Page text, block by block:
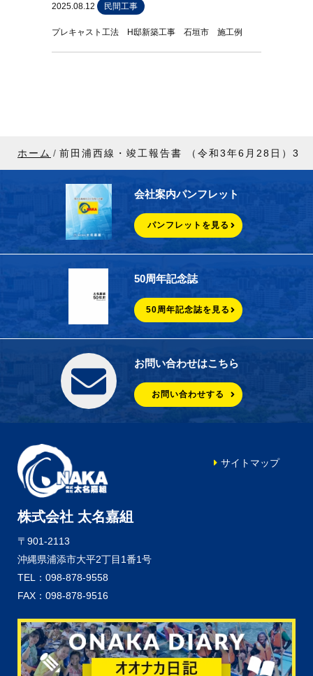
2025.08.12 民間工事
プレキャスト工法 H邸新築工事 石垣市 施工例
ホーム 前田浦西線・竣工報告書 （令和3年6月28日）3
会社案内パンフレット
パンフレットを見る
50周年記念誌
50周年記念誌を見る
お問い合わせはこちら
お問い合わせする
株式会社 太名嘉組
〒901-2113
沖縄県浦添市大平2丁目1番1号
TEL：098-878-9558
FAX：098-878-9516
サイトマップ